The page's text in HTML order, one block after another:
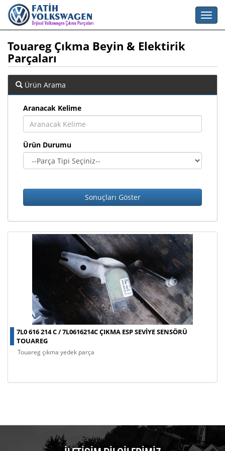
Touareg Çıkma Beyin & Elektirik
Parçaları
Ürün Arama
Aranacak Kelime
Ürün Durumu
7L0 616 214 C / 7L0616214C ÇIKMA ESP SEVIYE SENSÖRÜ
TOUAREG
touareg çıkma yedek parça